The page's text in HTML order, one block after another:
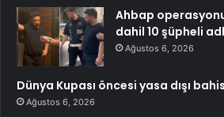
Ahbap
dahil 10 şüpheli
Ağustos 6, 2026
Dünya Kupası öncesi yasa dışı
Ağustos 6, 2026